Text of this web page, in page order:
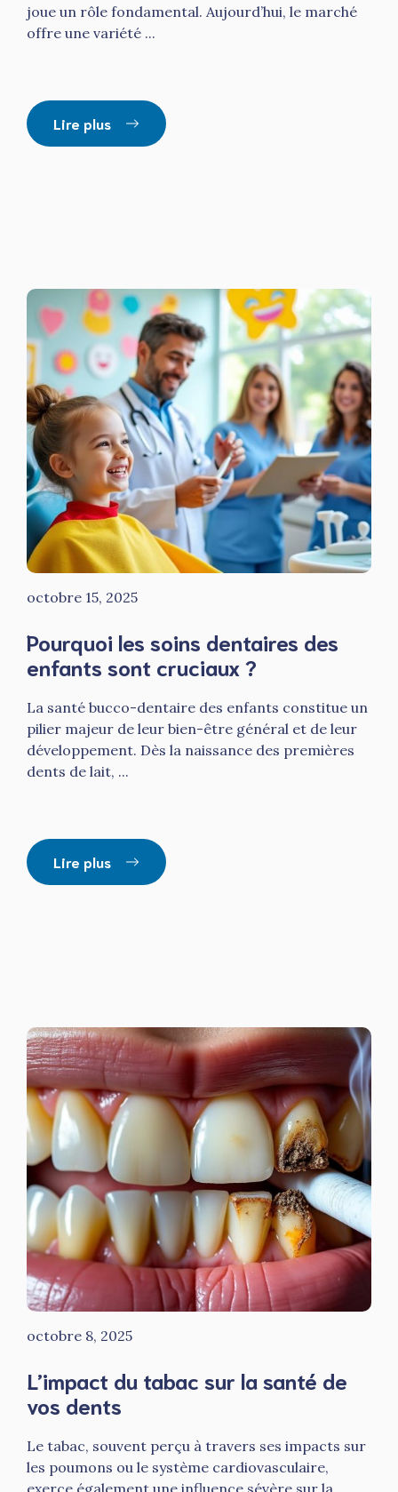
joue un rôle fondamental. Aujourd’hui, le marché
offre une variété ...
Lire plus
octobre 15, 2025
Pourquoi les soins dentaires des
enfants sont cruciaux ?
La santé bucco-dentaire des enfants constitue un
pilier majeur de leur bien-être général et de leur
développement. Dès la naissance des premières
dents de lait, ...
Lire plus
octobre 8, 2025
L’impact du tabac sur la santé de
vos dents
Le tabac, souvent perçu à travers ses impacts sur
les poumons ou le système cardiovasculaire,
exerce également une influence sévère sur la